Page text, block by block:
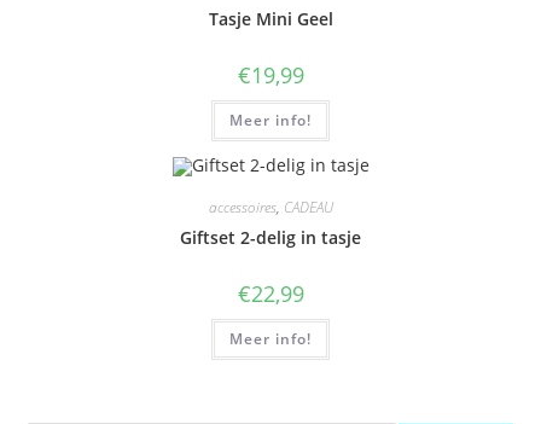
Tasje Mini Geel
€19,99
Meer info!
accessoires, CADEAU
Giftset 2-delig in tasje
€22,99
Meer info!